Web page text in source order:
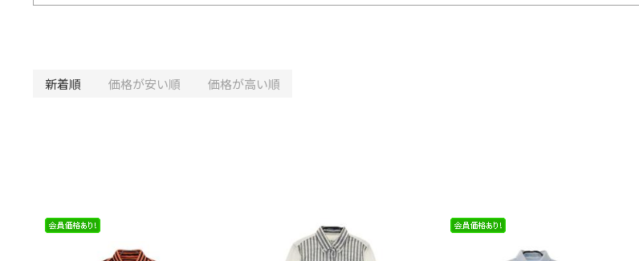
新着順 価格が安い順 価格が高い順